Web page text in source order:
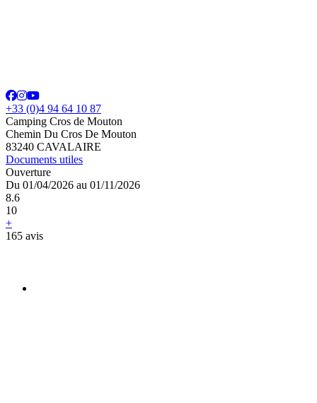
+33 (0)4 94 64 10 87
Camping Cros de Mouton
Chemin Du Cros De Mouton
83240 CAVALAIRE
Documents utiles
Ouverture
Du 01/04/2026 au 01/11/2026
8.6
10
+
165 avis